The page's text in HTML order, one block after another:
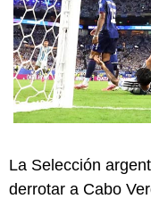
La Selección
derrotar a Cabo